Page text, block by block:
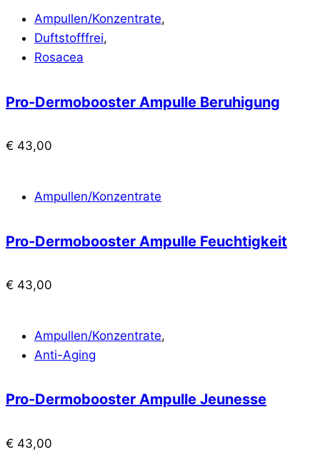
Ampullen/Konzentrate,
Duftstofffrei,
Rosacea
Pro-Dermobooster Ampulle Beruhigung
€ 43,00
Ampullen/Konzentrate
Pro-Dermobooster Ampulle Feuchtigkeit
€ 43,00
Ampullen/Konzentrate,
Anti-Aging
Pro-Dermobooster Ampulle Jeunesse
€ 43,00